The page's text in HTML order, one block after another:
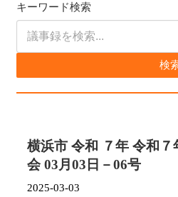
キーワード検索
検
横浜市 令和 ７年 令和
会 03月03日－06号
2025-03-03